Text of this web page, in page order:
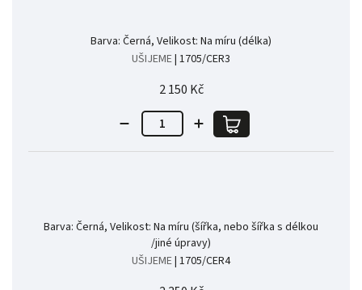
Barva: Černá, Velikost: Na míru (délka)
UŠIJEME| 1705/CER3
2 150 Kč
Barva: Černá, Velikost: Na míru (šířka, nebo šířka s délkou
/jiné úpravy)
UŠIJEME| 1705/CER4